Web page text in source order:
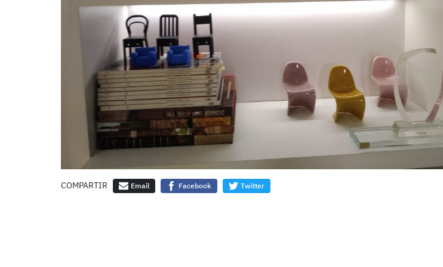
COMPARTIR Email Facebook Twitter